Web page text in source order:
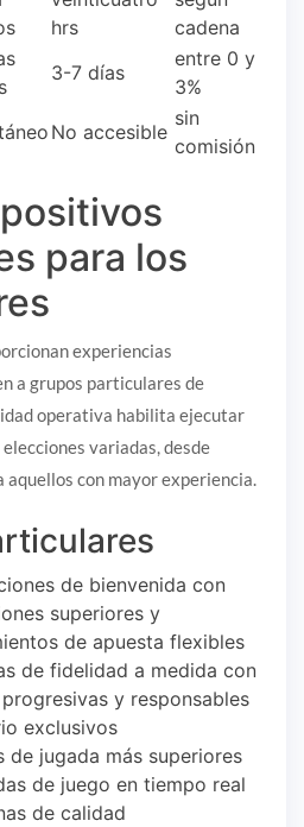
hrs
cadena
3-7 días
entre 0 y
3%
No accesible
sin
comisión
para los
experiencias
a grupos particulares de
operativa habilita ejecutar
variadas, desde
aquellos con mayor experiencia.
de bienvenida con
superiores y
de apuesta flexibles
de fidelidad a medida con
y responsables
exclusivos
de jugada más superiores
de juego en tiempo real
de calidad